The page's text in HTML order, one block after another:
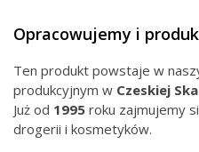
Opracowujemy i
Ten produkt powstaje w
produkcyjnym w Czeskiej
Już od 1995 roku zajmujemy
drogerii i kosmetyków.